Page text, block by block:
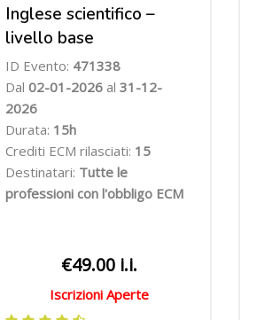
Inglese scientifico –
livello base
ID Evento: 471338
Dal 02-01-2026 al 31-12-
2026
Durata: 15h
Crediti ECM rilasciati: 15
Destinatari: Tutte le
professioni con l'obbligo ECM
€49.00 i.i.
Iscrizioni Aperte